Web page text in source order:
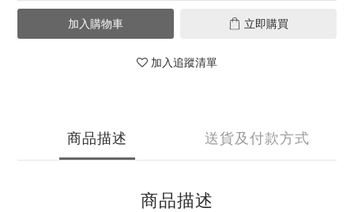
加入購物車 立即購買
加入追蹤清單
商品描述 送貨及付款方式
商品描述